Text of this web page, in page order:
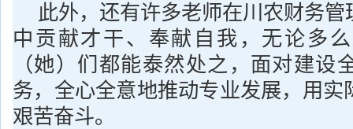
此外，还有许多老师在川农财务
中贡献才干、奉献自我，无论多
（她）们都能泰然处之，面对建设
务，全心全意地推动专业发展，用实
艰苦奋斗。